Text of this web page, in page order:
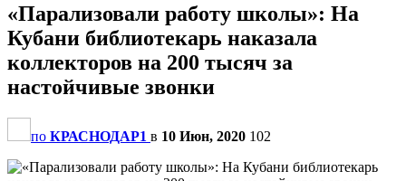
«Парализовали работу школы»: На
Кубани библиотекарь наказала
коллекторов на 200 тысяч за
настойчивые звонки
по КРАСНОДАР1 в 10 Июн, 2020 102